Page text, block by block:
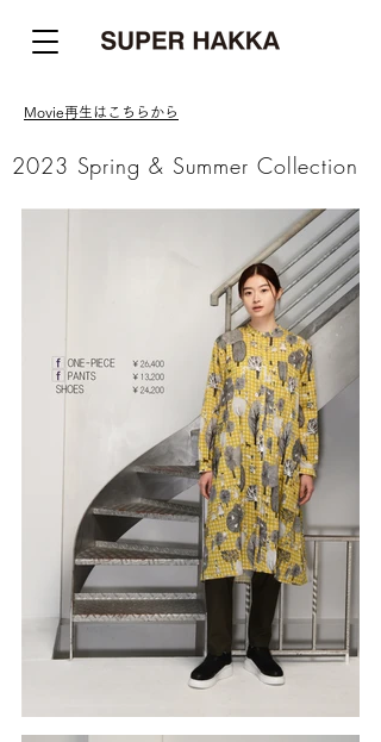
Movie再生はこちらから
2023 Spring & Summer Collection